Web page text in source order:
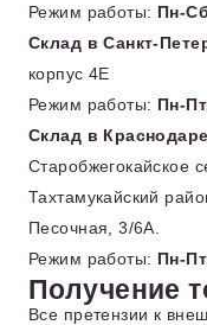
Режим работы: Пн-
Склад в Санкт-
корпус 4Е
Режим работы: Пн-
Склад в
Старобжегокайское
Тахтамукайский
Песочная, 3/6А.
Режим работы: Пн-
Получение
Все претензии к